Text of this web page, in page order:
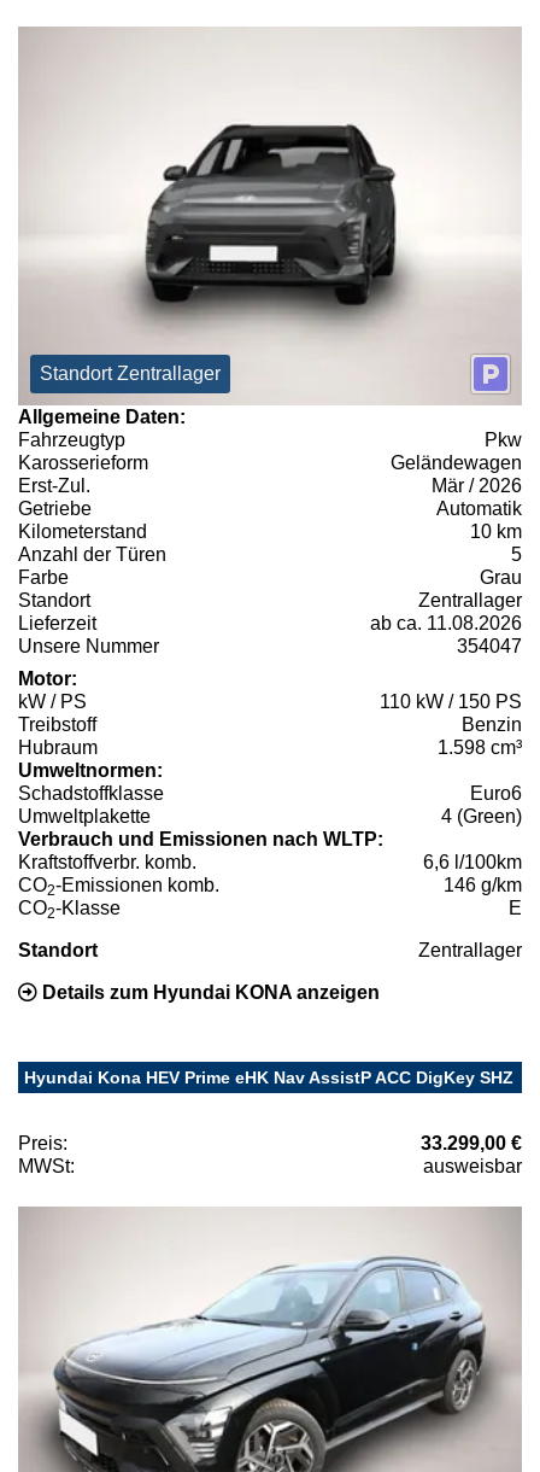
Standort Zentrallager
Allgemeine Daten:
Fahrzeugtyp
Pkw
Karosserieform
Geländewagen
Erst-Zul.
Mär / 2026
Getriebe
Automatik
Kilometerstand
10 km
Anzahl der Türen
5
Farbe
Grau
Standort
Zentrallager
Lieferzeit
ab ca. 11.08.2026
Unsere Nummer
354047
Motor:
kW / PS
110 kW / 150 PS
Treibstoff
Benzin
Hubraum
1.598 cm³
Umweltnormen:
Schadstoffklasse
Euro6
Umweltplakette
4 (Green)
Verbrauch und Emissionen nach WLTP:
Kraftstoffverbr. komb.
6,6 l/100km
CO2-Emissionen komb.
146 g/km
CO2-Klasse E
Standort Zentrallager
Details zum Hyundai KONA anzeigen
Hyundai Kona HEV Prime eHK Nav AssistP ACC DigKey SHZ
Preis:
33.299,00 €
MWSt:
ausweisbar